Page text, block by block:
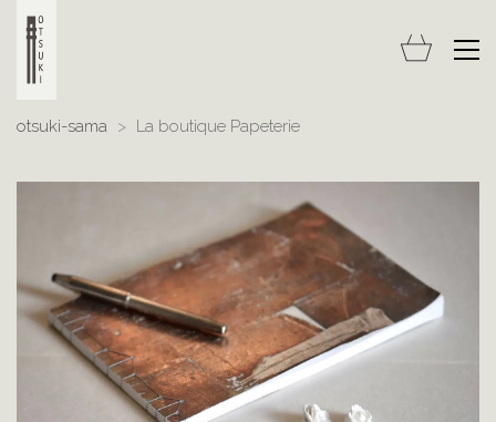
otsuki-sama > La boutique Papeterie